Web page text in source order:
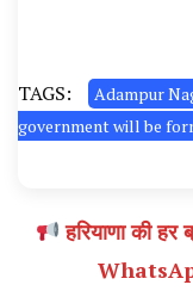
TAGS: Adampur
government will be
हरियाणा की